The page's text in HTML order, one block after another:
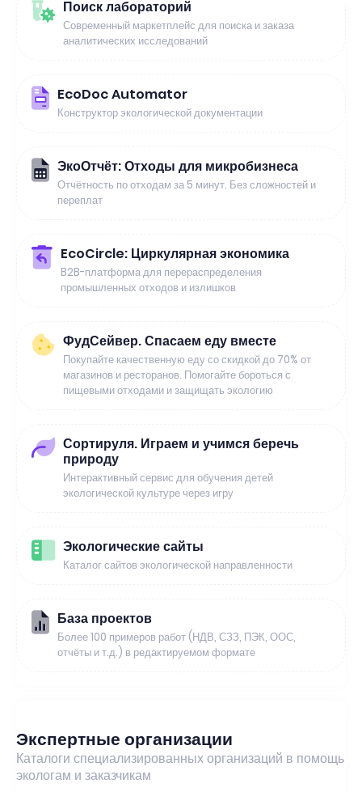
Поиск лабораторий
Современный маркетплейс для поиска и заказа
аналитических исследований
EcoDoc Automator
Конструктор экологической документации
ЭкоОтчёт: Отходы для микробизнеса
Отчётность по отходам за 5 минут. Без сложностей и
переплат
EcoCircle: Циркулярная экономика
B2B-платформа для перераспределения
промышленных отходов и излишков
ФудСейвер. Спасаем еду вместе
Покупайте качественную еду со скидкой до 70% от
магазинов и ресторанов. Помогайте бороться с
пищевыми отходами и защищать экологию
Сортируля. Играем и учимся беречь
природу
Интерактивный сервис для обучения детей
экологической культуре через игру
Экологические сайты
Каталог сайтов экологической направленности
База проектов
Более 100 примеров работ (НДВ, СЗЗ, ПЭК, ООС,
отчёты и т.д.) в редактируемом формате
Экспертные организации
Каталоги специализированных организаций в помощь
экологам и заказчикам